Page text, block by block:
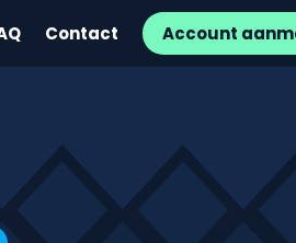
Contact Account